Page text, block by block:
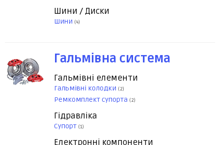
Шини / Диски
Шини (4)
Гальмівна система
Гальмівні елементи
Гальмівні колодки (2)
Ремкомплект супорта (2)
Гідравліка
Супорт (1)
Електронні компоненти